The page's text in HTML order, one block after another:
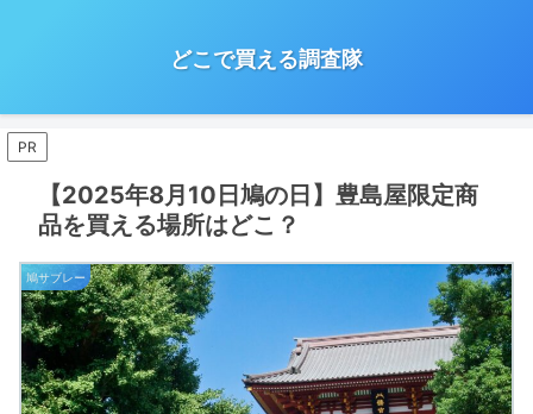
どこで買える調査隊
PR
【2025年8月10日鳩の日】豊島屋限定商
品を買える場所はどこ？
鳩サブレー